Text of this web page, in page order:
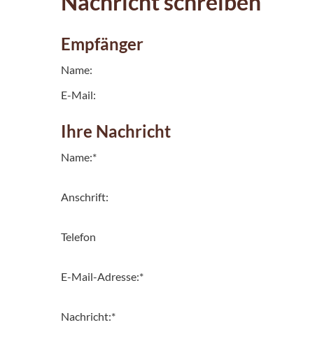
Empfänger
Name:
E-Mail:
Ihre Nachricht
Name:*
Anschrift:
Telefon
E-Mail-Adresse:*
Nachricht:*